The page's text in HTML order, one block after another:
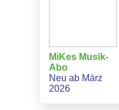
MiKes Musik-
Abo
Neu ab März
2026